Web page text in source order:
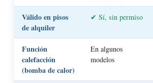
Válido en pisos
de alquiler
✔ Sí, sin permiso
Función
calefacción
(bomba de calor)
En algunos
modelos